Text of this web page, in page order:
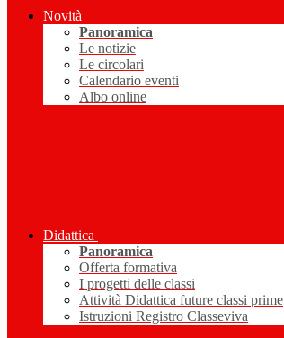
Novità
Panoramica
Le notizie
Le circolari
Calendario eventi
Albo online
Didattica
Panoramica
Offerta formativa
I progetti delle classi
Attività Didattica future classi prime
Istruzioni Registro Classeviva